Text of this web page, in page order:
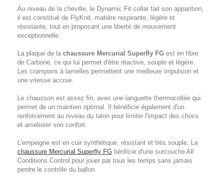
Au niveau de la cheville, le Dynamic Fit collar fait son apparition,
il est constitué de FlyKnit, matière respirante, légère et
résistante, tout en proposant une liberté de mouvement
exceptionnelle.
La plaque de la chaussure Mercurial Superfly FG est en fibre
de Carbone, ce qui lui permet d'être réactive, souple et légère.
Les crampons à lamelles permettent une meilleure impulsion et
une vitesse accrue.
Le chausson est assez fin, avec une languette thermocollée qui
permet de un maintien optimal. Il bénéficie également d'un
renforcement au niveau du talon pour limiter l'impact des chocs
et améliorer son confort.
L'empeigne est en cuir synthétique, résistant et très souple. La
chaussure Mercurial Superfly FG bénficie d'une surcouche All
Conditions Control pour jouer par tous les temps sans jamais
perdre le contrôle du ballon.